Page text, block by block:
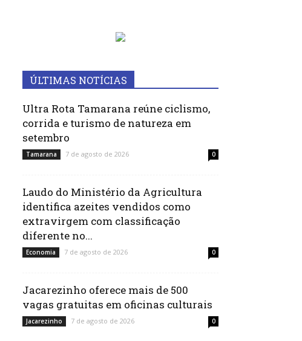
ÚLTIMAS NOTÍCIAS
Ultra Rota Tamarana reúne ciclismo,
corrida e turismo de natureza em
setembro
Tamarana 7 de agosto de 2026 0
Laudo do Ministério da Agricultura
identifica azeites vendidos como
extravirgem com classificação
diferente no...
Economia 7 de agosto de 2026 0
Jacarezinho oferece mais de 500
vagas gratuitas em oficinas culturais
Jacarezinho 7 de agosto de 2026 0